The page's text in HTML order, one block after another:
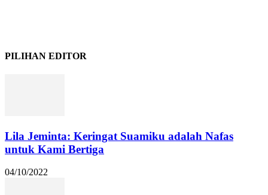
PILIHAN EDITOR
Lila Jeminta: Keringat Suamiku adalah Nafas
untuk Kami Bertiga
04/10/2022